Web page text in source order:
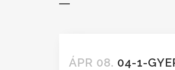
ÁPR 08. 04-1-